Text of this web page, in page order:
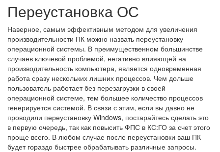
Переустановка ОС
Наверное, самым эффективным методом для увеличения
производительности ПК можно назвать переустановку
операционной системы. В преимущественном большинстве
случаев ключевой проблемой, негативно влияющей на
производительность компьютера, является одновременная
работа сразу нескольких лишних процессов. Чем дольше
пользователь работает без перезагрузки в своей
операционной системе, тем большее количество процессов
генерируется системой. В связи с этим, если вы давно не
проводили переустановку Windows, постарайтесь сделать это
в первую очередь, так как повысить ФПС в КС:ГО за счет этого
проще всего. В любом случае после переустановки ваш ПК
будет гораздо быстрее обрабатывать различные запросы.